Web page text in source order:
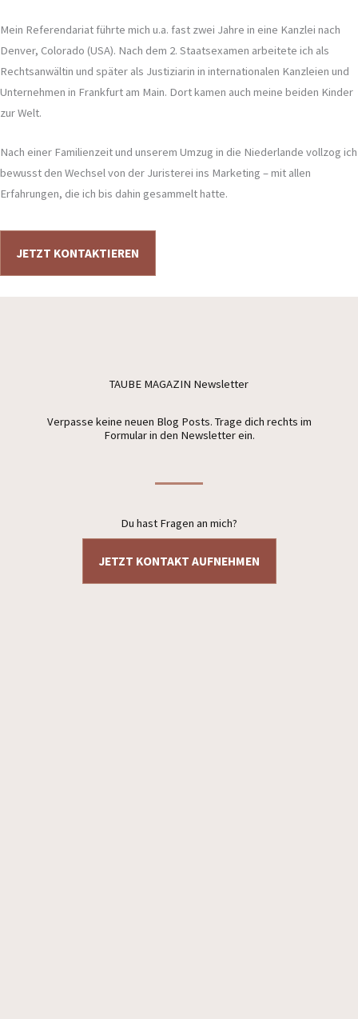
Mein Referendariat führte mich u.a. fast zwei Jahre in eine Kanzlei nach
Denver, Colorado (USA). Nach dem 2. Staatsexamen arbeitete ich als
Rechtsanwältin und später als Justiziarin in internationalen Kanzleien und
Unternehmen in Frankfurt am Main. Dort kamen auch meine beiden Kinder
zur Welt.
Nach einer Familienzeit und unserem Umzug in die Niederlande vollzog ich
bewusst den Wechsel von der Juristerei ins Marketing – mit allen
Erfahrungen, die ich bis dahin gesammelt hatte.
JETZT KONTAKTIEREN
TAUBE MAGAZIN Newsletter
Verpasse keine neuen Blog Posts. Trage dich rechts im
Formular in den Newsletter ein.
Du hast Fragen an mich?
JETZT KONTAKT AUFNEHMEN